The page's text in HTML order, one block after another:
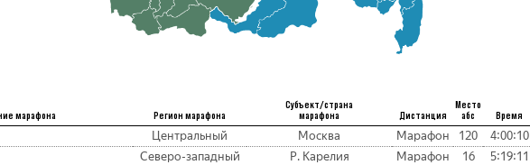
марафона Регион марафона
Субъект/страна
марафона
Дистанция
Место
абс
Время
Центральный Москва Марафон 120 4:00:10
Северо-западный Р. Карелия Марафон 16 5:19:11